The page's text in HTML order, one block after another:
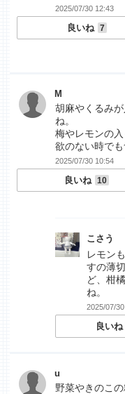
2025/07/30 12:43
良いね 7
M
胡麻やくるみ
ね。
梅やレモンの
欲のない時でも
2025/07/30 10:54
良いね 10
こさう
レモン
すの薄
ど、柑
ね。
2025/07/30
良いね
u
野菜やきのこ